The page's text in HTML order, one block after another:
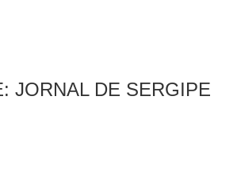
JORNAL DE SERGIPE